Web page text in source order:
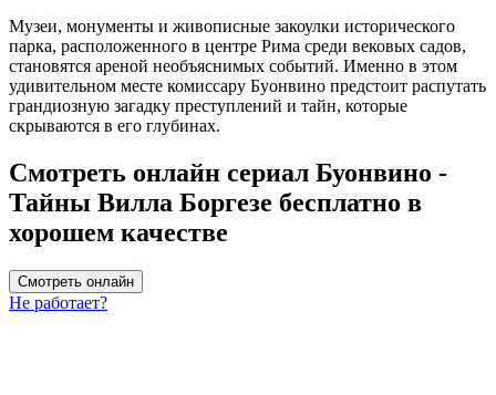
Музеи, монументы и живописные закоулки исторического
парка, расположенного в центре Рима среди вековых садов,
становятся ареной необъяснимых событий. Именно в этом
удивительном месте комиссару Буонвино предстоит распутать
грандиозную загадку преступлений и тайн, которые
скрываются в его глубинах.
Смотреть онлайн сериал Буонвино -
Тайны Вилла Боргезе бесплатно в
хорошем качестве
Смотреть онлайн
Не работает?